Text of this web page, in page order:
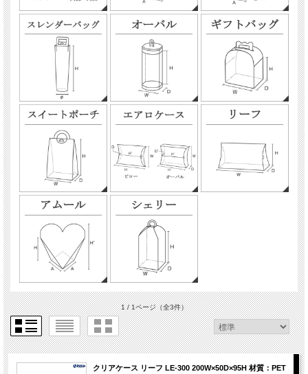
1 / 1ページ（全3件）
クリアケース リーフ LE-300 200W×50D×95H 材質：PET